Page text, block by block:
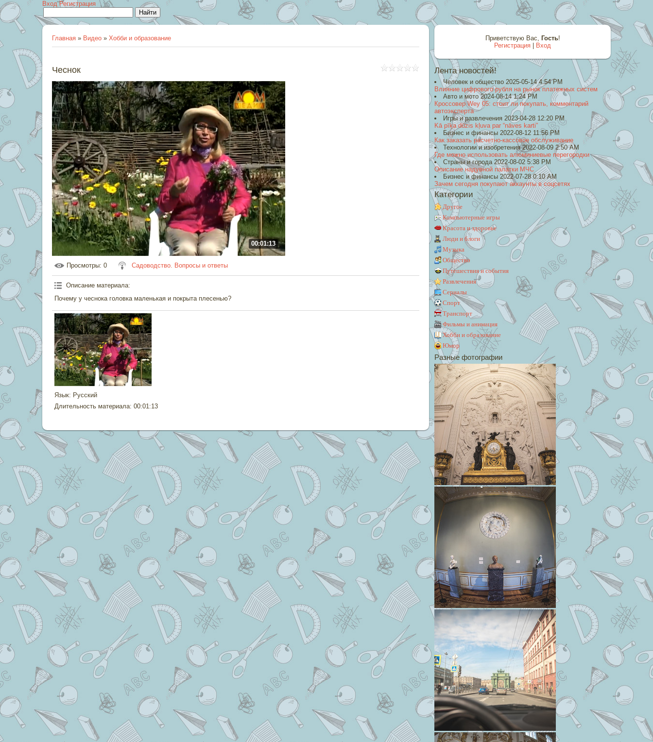
Вход Регистрация
Главная » Видео » Хобби и образование
Чеснок
00:01:13
Просмотры: 0 Садоводство. Вопросы и ответы
Описание материала:
Почему у чеснока головка маленькая и покрыта плесенью?
Язык: Русский
Длительность материала: 00:01:13
Приветствую Вас, Гость!
Регистрация
Вход
Лента новостей!
Человек и общество 2025-05-14 4:54 PM
Влияние цифрового рубля на рынок платежных систем
Авто и мото 2024-08-14 1:24 PM
Кроссовер Wey 05: стоит ли покупать, комментарий
автоэксперта
Игры и развлечения 2023-04-28 12:20 PM
Kā pīķa dūzis kļuva par “nāves karti”
Бизнес и финансы 2022-08-12 11:56 PM
Как заказать расчетно-кассовое обслуживание
Технологии и изобретения 2022-08-09 2:50 AM
Где можно использовать алюминиевые перегородки
Страны и города 2022-08-02 5:38 PM
Описание надувной палатки МЧС
Бизнес и финансы 2022-07-28 0:10 AM
Зачем сегодня покупают аккаунты в соцсетях
Категории
Другое
Компьютерные игры
Красота и здоровье
Люди и блоги
Музыка
Общество
Путешествия и события
Развлечения
Сериалы
Спорт
Транспорт
Фильмы и анимация
Хобби и образование
Юмор
Разные фотографии